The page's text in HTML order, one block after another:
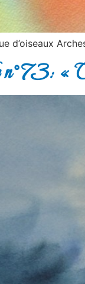
d’oiseaux
«